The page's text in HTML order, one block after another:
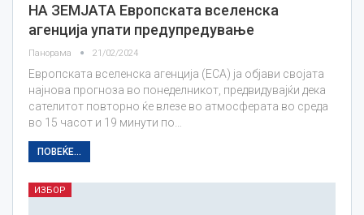
НА ЗЕМЈАТА Европската вселенска
агенција упати предупредување
Панорама 21/02/2024
Европската вселенска агенција (ЕСА) ја објави својата
најнова прогноза во понеделникот, предвидувајќи дека
сателитот повторно ќе влезе во атмосферата во среда
во 15 часот и 19 минути по…
ПОВЕЌЕ...
ИЗБОР